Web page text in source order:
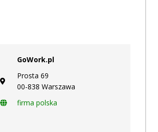
GoWork.pl
Prosta 69
00-838 Warszawa
firma polska